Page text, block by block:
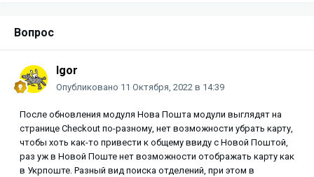
Вопрос
Igor
Опубликовано 11 Октября, 2022 в 14:39
После обновления модуля Нова Пошта модули выглядят на
странице Checkout по-разному, нет возможности убрать карту,
чтобы хоть как-то привести к общему ввиду с Новой Поштой,
раз уж в Новой Поште нет возможности отображать карту как
в Укрпоште. Разный вид поиска отделений, при этом в